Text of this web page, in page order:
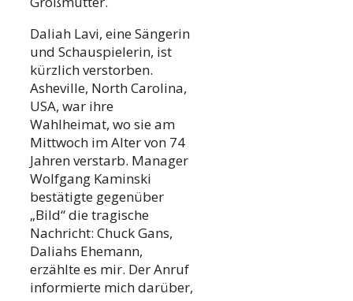
Daliah Lavi, eine Sängerin
und Schauspielerin, ist
kürzlich verstorben.
Asheville, North Carolina,
USA, war ihre
Wahlheimat, wo sie am
Mittwoch im Alter von 74
Jahren verstarb. Manager
Wolfgang Kaminski
bestätigte gegenüber
„Bild“ die tragische
Nachricht: Chuck Gans,
Daliahs Ehemann,
erzählte es mir. Der Anruf
informierte mich darüber,